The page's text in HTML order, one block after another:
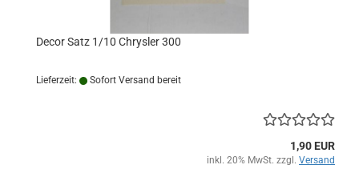
Decor Satz 1/10 Chrysler 300
Lieferzeit: Sofort Versand bereit
1,90 EUR
inkl. 20% MwSt. zzgl. Versand